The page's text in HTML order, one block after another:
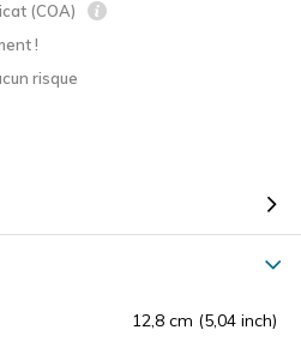
(COA)
!
risque
12,8 cm (5,04 inch)